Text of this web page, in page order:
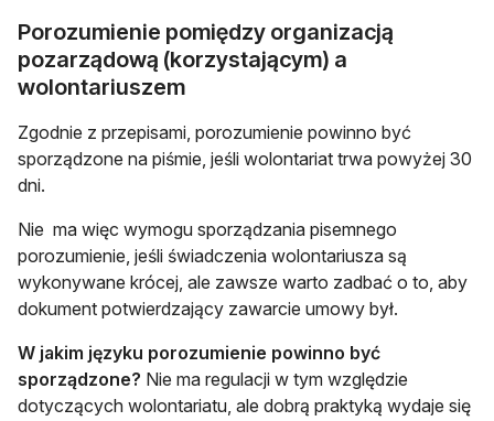
Porozumienie pomiędzy organizacją
pozarządową (korzystającym) a
wolontariuszem
Zgodnie z przepisami, porozumienie powinno być
sporządzone na piśmie, jeśli wolontariat trwa powyżej 30
dni.
Nie ma więc wymogu sporządzania pisemnego
porozumienie, jeśli świadczenia wolontariusza są
wykonywane krócej, ale zawsze warto zadbać o to, aby
dokument potwierdzający zawarcie umowy był.
W jakim języku porozumienie powinno być
sporządzone? Nie ma regulacji w tym względzie
dotyczących wolontariatu, ale dobrą praktyką wydaje się